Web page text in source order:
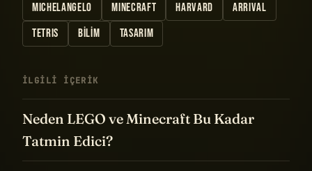
MICHELANGELO MINECRAFT HARVARD
ARRIVAL
TETRIS
BILIM TASARIM
İLGILI IÇERIK
Neden LEGO ve Minecraft Bu Kadar
Tatmin Edici?